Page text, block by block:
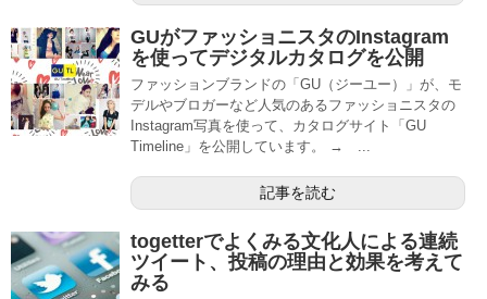
GUがファッショニスタのInstagram
を使ってデジタルカタログを公開
ファッションブランドの「GU（ジーユー）」が、モ
デルやブロガーなど人気のあるファッショニスタの
Instagram写真を使って、カタログサイト「GU
Timeline」を公開しています。 → ...
記事を読む
togetterでよくみる文化人による連続
ツイート、投稿の理由と効果を考えて
みる